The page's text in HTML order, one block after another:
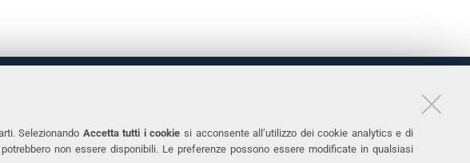
Selezionando Accetta tutti i cookie si acconsente all’utilizzo dei cookie analytics e di
non essere disponibili. Le preferenze possono essere modificate in qualsiasi
Tel. +39 0532 293111
Fax. +39 0532 293031
Accessibilità
Protezione dati personali